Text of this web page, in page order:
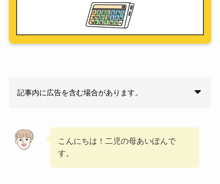
記事内に広告を含む場合があります。
こんにちは！二児の母あいぽんで
す。